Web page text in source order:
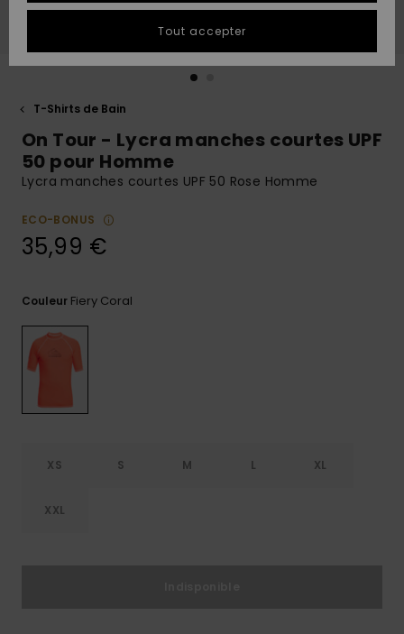
conversation
plus rapide
à votre
question.
aux
la FAQ
T-Shirts de Bain
On Tour - Lycra manches courtes UPF
50 pour Homme
Lycra manches courtes UPF 50 Rose Homme
ECO-BONUS
35,99 €
Couleur Fiery Coral
XS S M L XL
XXL
Tout accepter